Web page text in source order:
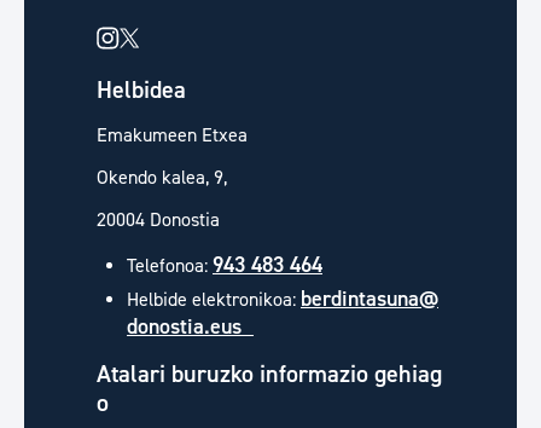
Helbidea
Emakumeen Etxea
Okendo kalea, 9,
20004 Donostia
Telefonoa: 943 483 464
Helbide elektronikoa: berdintasuna@
donostia.eus
Atalari buruzko informazio gehiag
o